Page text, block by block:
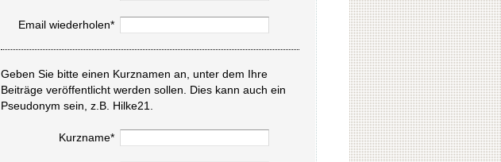
Email wiederholen*
Geben Sie bitte einen Kurznamen an, unter dem Ihre
Beiträge veröffentlicht werden sollen. Dies kann auch ein
Pseudonym sein, z.B. Hilke21.
Kurzname*